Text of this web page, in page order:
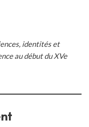
identités et
au début du XVe